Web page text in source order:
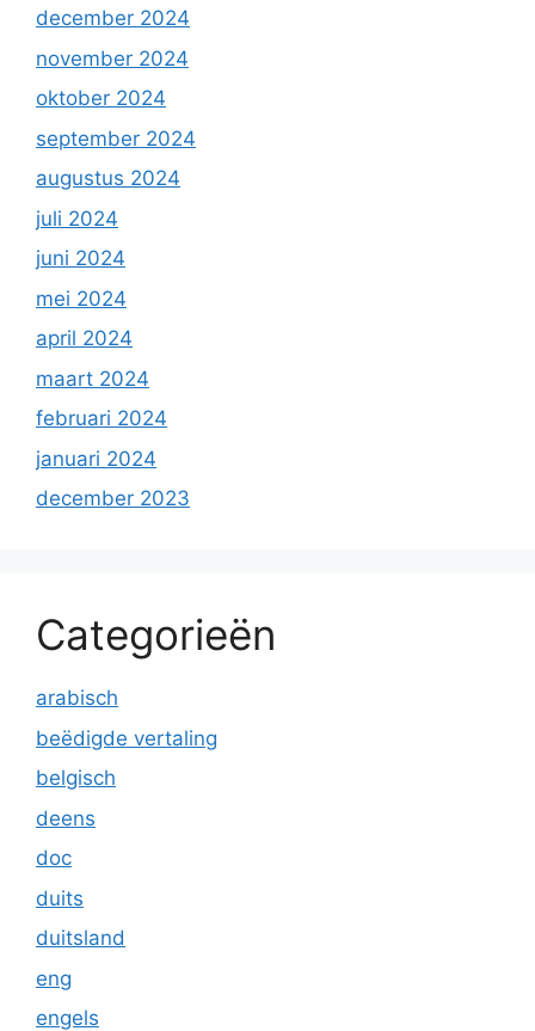
december 2024
november 2024
oktober 2024
september 2024
augustus 2024
juli 2024
juni 2024
mei 2024
april 2024
maart 2024
februari 2024
januari 2024
december 2023
Categorieën
arabisch
beëdigde vertaling
belgisch
deens
doc
duits
duitsland
eng
engels